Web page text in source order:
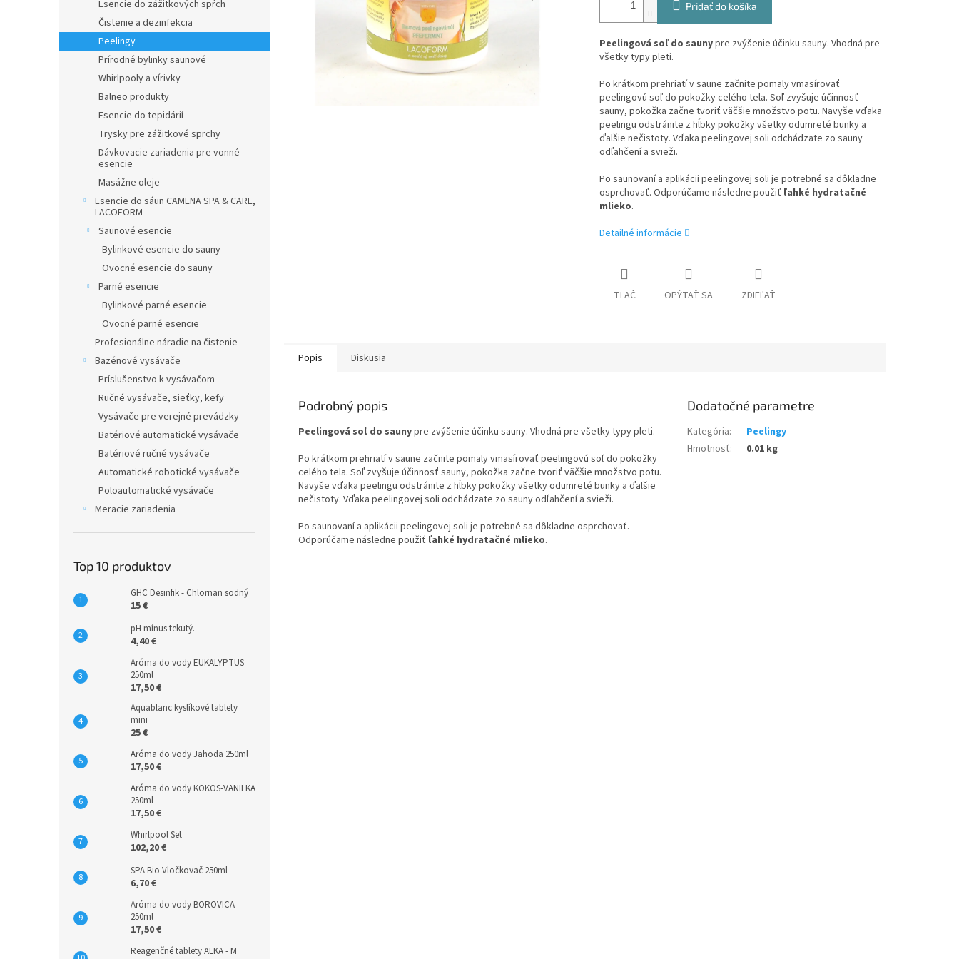
Esencie do zážitkových spŕch
Čistenie a dezinfekcia
Peelingy
Prírodné bylinky saunové
Whirlpooly a vírivky
Balneo produkty
Esencie do tepidárií
Trysky pre zážitkové sprchy
Dávkovacie zariadenia pre vonné
esencie
Masážne oleje
Esencie do sáun CAMENA SPA & CARE,
LACOFORM
Saunové esencie
Bylinkové esencie do sauny
Ovocné esencie do sauny
Parné esencie
Bylinkové parné esencie
Ovocné parné esencie
Profesionálne náradie na čistenie
Bazénové vysávače
Príslušenstvo k vysávačom
Ručné vysávače, sieťky, kefy
Vysávače pre verejné prevádzky
Batériové automatické vysávače
Batériové ručné vysávače
Automatické robotické vysávače
Poloautomatické vysávače
Meracie zariadenia
Top 10 produktov
GHC Desinfik - Chlornan sodný
15 €
pH mínus tekutý.
4,40 €
Aróma do vody EUKALYPTUS
250ml
17,50 €
Aquablanc kyslíkové tablety
mini
25 €
Aróma do vody Jahoda 250ml
17,50 €
Aróma do vody KOKOS-VANILKA
250ml
17,50 €
Whirlpool Set
102,20 €
SPA Bio Vločkovač 250ml
6,70 €
Aróma do vody BOROVICA
250ml
17,50 €
Reagenčné tablety ALKA - M
Pridať do košíka
Peelingová soľ do saunypre zvýšenie účinku sauny. Vhodná pre
všetky typy pleti.
Po krátkom prehriatí v saune začnite pomaly vmasírovať
peelingovú soľ do pokožky celého tela. Soľ zvyšuje účinnosť
sauny, pokožka začne tvoriť väčšie množstvo potu. Navyše vďaka
peelingu odstránite z hĺbky pokožky všetky odumreté bunky a
ďalšie nečistoty. Vďaka peelingovej soli odchádzate zo sauny
odľahčení a svieži.
Po saunovaní a aplikácii peelingovej soli je potrebné sa dôkladne
osprchovať. Odporúčame následne použiť ľahké hydratačné
mlieko.
Detailné informácie
TLAČ OPÝTAŤ SA ZDIEĽAŤ
Popis Diskusia
Podrobný popis
Peelingová soľ do saunypre zvýšenie účinku sauny. Vhodná pre všetky typy pleti.
Po krátkom prehriatí v saune začnite pomaly vmasírovať peelingovú soľ do pokožky
celého tela. Soľ zvyšuje účinnosť sauny, pokožka začne tvoriť väčšie množstvo potu.
Navyše vďaka peelingu odstránite z hĺbky pokožky všetky odumreté bunky a ďalšie
nečistoty. Vďaka peelingovej soli odchádzate zo sauny odľahčení a svieži.
Po saunovaní a aplikácii peelingovej soli je potrebné sa dôkladne osprchovať.
Odporúčame následne použiť ľahké hydratačné mlieko.
Dodatočné parametre
Kategória:
Peelingy
Hmotnosť: 0.01 kg